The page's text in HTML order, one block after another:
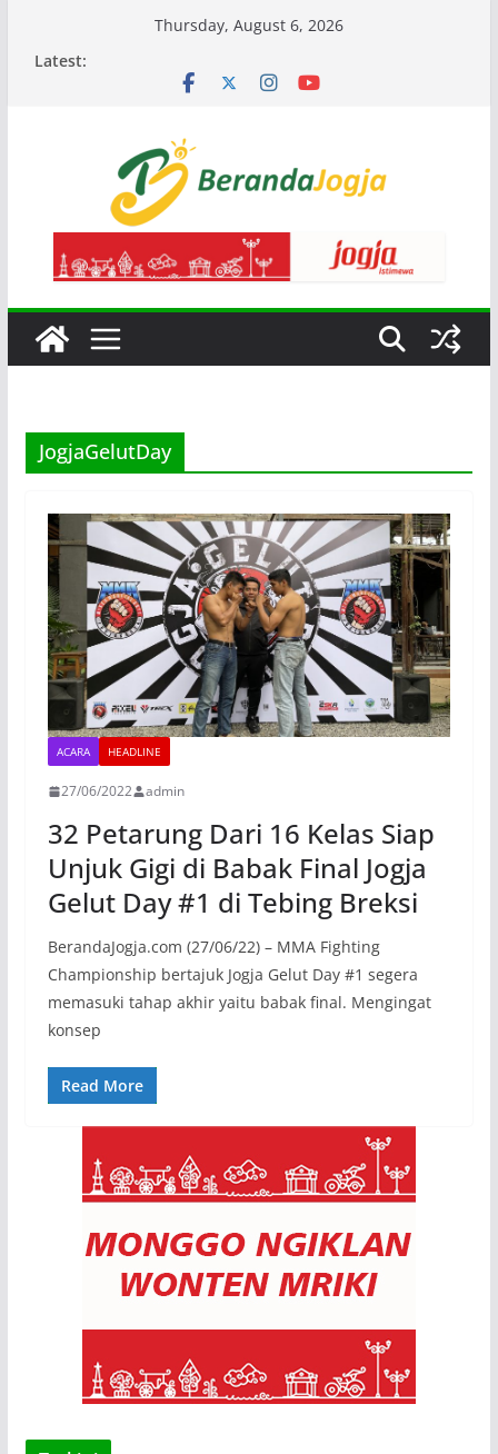
Thursday, August 6, 2026
Latest:
JogjaGelutDay
ACARA HEADLINE
27/06/2022 admin
32 Petarung Dari 16 Kelas Siap
Unjuk Gigi di Babak Final Jogja
Gelut Day #1 di Tebing Breksi
BerandaJogja.com (27/06/22) – MMA Fighting
Championship bertajuk Jogja Gelut Day #1 segera
memasuki tahap akhir yaitu babak final. Mengingat
konsep
Read More